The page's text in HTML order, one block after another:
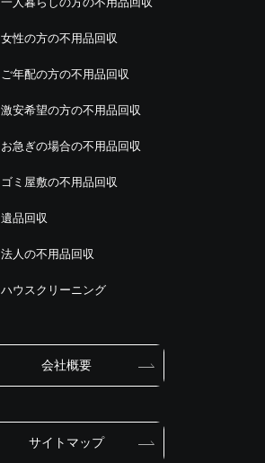
女性の方の不用品回収
ご年配の方の不用品回収
激安希望の方の不用品回収
お急ぎの場合の不用品回収
ゴミ屋敷の不用品回収
遺品回収
法人の不用品回収
ハウスクリーニング
会社概要
サイトマップ